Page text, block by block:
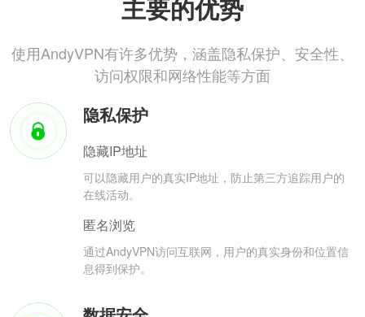
主要的优势
使用AndyVPN有许多优势，涵盖隐私保护、安全性、
访问权限和网络性能等方面
隐私保护
隐藏IP地址
可以隐藏用户的真实IP地址，防止第三方追踪用户的
在线活动。
匿名浏览
通过AndyVPN访问互联网，用户的真实身份和位置信
息得到保护。